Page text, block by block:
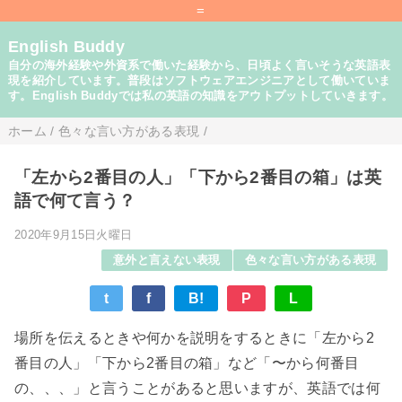
=
English Buddy
自分の海外経験や外資系で働いた経験から、日頃よく言いそうな英語表
現を紹介しています。普段はソフトウェアエンジニアとして働いていま
す。English Buddyでは私の英語の知識をアウトプットしていきます。
ホーム / 色々な言い方がある表現 /
「左から2番目の人」「下から2番目の箱」は英
語で何て言う？
2020年9月15日火曜日
意外と言えない表現
色々な言い方がある表現
t f B! P L
場所を伝えるときや何かを説明をするときに「左から2
番目の人」「下から2番目の箱」など「〜から何番目
の、、、」と言うことがあると思いますが、英語では何